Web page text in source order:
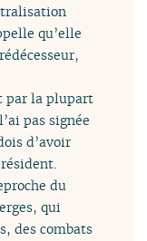
qu’elle
par la plupart
pas signée
d’avoir
du
qui
des combats